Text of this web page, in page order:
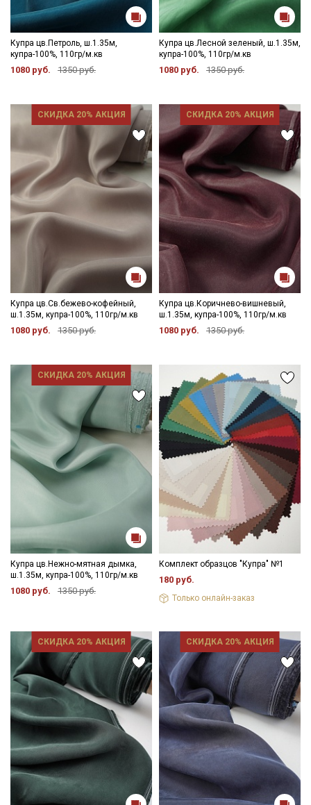
Купра цв.Петроль, ш.1.35м,
купра-100%, 110гр/м.кв
1080 руб. 1350 руб.
Купра цв.Лесной зеленый, ш.1.35м,
купра-100%, 110гр/м.кв
1080 руб. 1350 руб.
СКИДКА 20% АКЦИЯ
Купра цв.Св.бежево-кофейный,
ш.1.35м, купра-100%, 110гр/м.кв
1080 руб. 1350 руб.
СКИДКА 20% АКЦИЯ
Купра цв.Коричнево-вишневый,
ш.1.35м, купра-100%, 110гр/м.кв
1080 руб. 1350 руб.
СКИДКА 20% АКЦИЯ
Купра цв.Нежно-мятная дымка,
ш.1.35м, купра-100%, 110гр/м.кв
1080 руб. 1350 руб.
Комплект образцов "Купра" №1
180 руб.
Только онлайн-заказ
СКИДКА 20% АКЦИЯ СКИДКА 20% АКЦИЯ
Электронная почта
Подписаться
Ознакомлен(а) с
Политикой обработки персональных
данных
и даюСогласие на обработку персональных
данных
Даю
Согласие на получение рекламных и
информационных рассылок